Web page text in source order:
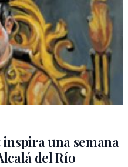
inspira una semana
del Río